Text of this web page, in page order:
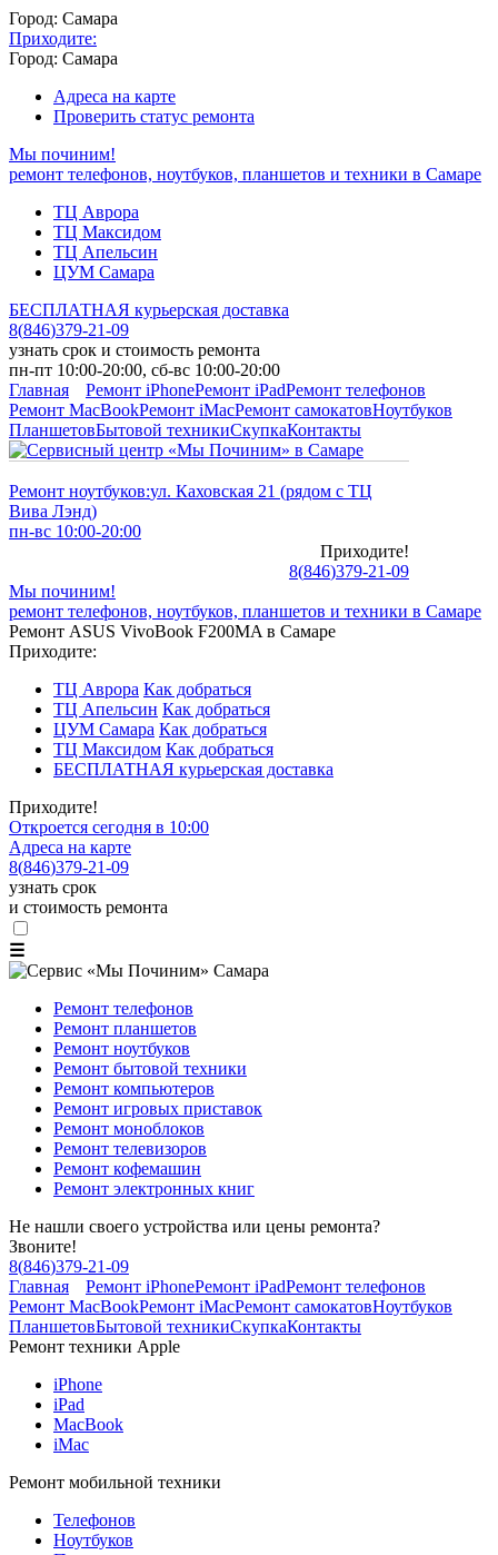
Город: Самара
Приходите:
Город: Самара
Адреса на карте
Проверить статус ремонта
Мы починим!
ремонт телефонов, ноутбуков, планшетов и техники в Самаре
ТЦ Аврора
ТЦ Максидом
ТЦ Апельсин
ЦУМ Самара
БЕСПЛАТНАЯ курьерская доставка
8(846)379-21-09
узнать срок и стоимость ремонта
пн-пт 10:00-20:00, сб-вс 10:00-20:00
Главная
Ремонт iPhoneРемонт iPadРемонт телефонов
Ремонт MacBookРемонт iMacРемонт самокатовНоутбуков
ПланшетовБытовой техникиСкупкаКонтакты
Ремонт ноутбуков:ул. Каховская 21 (рядом с ТЦ
Вива Лэнд)
пн-вс 10:00-20:00
Приходите!
8(846)379-21-09
Мы починим!
ремонт телефонов, ноутбуков, планшетов и техники в Самаре
Ремонт ASUS VivoBook F200MA в Самаре
Приходите:
ТЦ Аврора Как добраться
ТЦ Апельсин Как добраться
ЦУМ Самара Как добраться
ТЦ Максидом Как добраться
БЕСПЛАТНАЯ курьерская доставка
Приходите!
Откроется сегодня в 10:00
Адреса на карте
8(846)379-21-09
узнать срок
и стоимость ремонта
☰
Ремонт телефонов
Ремонт планшетов
Ремонт ноутбуков
Ремонт бытовой техники
Ремонт компьютеров
Ремонт игровых приставок
Ремонт моноблоков
Ремонт телевизоров
Ремонт кофемашин
Ремонт электронных книг
Не нашли своего устройства или цены ремонта?
Звоните!
8(846)379-21-09
Главная
Ремонт iPhoneРемонт iPadРемонт телефонов
Ремонт MacBookРемонт iMacРемонт самокатовНоутбуков
ПланшетовБытовой техникиСкупкаКонтакты
Ремонт техники Apple
iPhone
iPad
MacBook
iMac
Ремонт мобильной техники
Телефонов
Ноутбуков